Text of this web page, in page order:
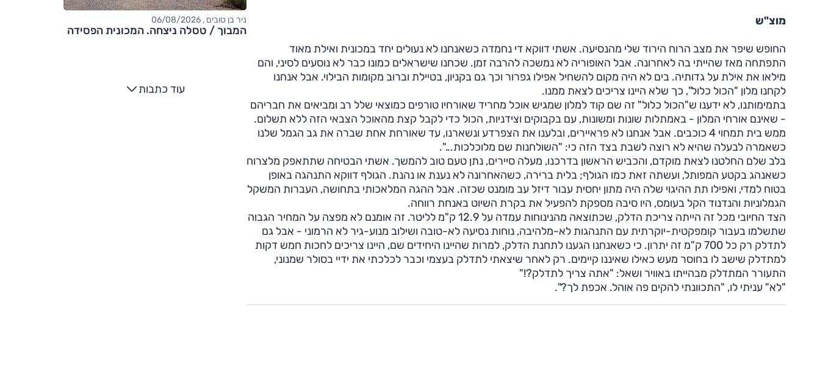
מוצ"ש
החופש שיפר את מצב הרוח הירוד שלי מהנסיעה. אשתי דווקא די נחמדה כשאנחנו לא נעולים יחד במכונית ואילת מאוד
התפתחה מאז שהייתי בה לאחרונה. אבל האופוריה לא נמשכה להרבה זמן. שכחנו שישראלים כמונו כבר לא נוסעים לסיני, והם
מילאו את אילת על גדותיה. בים לא היה מקום להשחיל אפילו גפרור וכך גם בקניון, בטיילת וברוב מקומות הבילוי. אבל אנחנו
לקחנו מלון "הכול כלול", כך שלא היינו צריכים לצאת ממנו.
בתמימותנו, לא ידענו ש"הכול כלול" זה שם קוד למלון שמגיש אוכל מחריד שאורחיו טורפים כמוצאי שלל רב ומביאים את חבריהם
- שאינם אורחי המלון - באמתלות שונות ומשונות, עם בקבוקים וצידניות, הכול כדי לקבל קצת מהאוכל הצבאי הזה ללא תשלום.
ממש בית תמחוי 4 כוכבים. אבל אנחנו לא פראיירים, ובלענו את הצפרדע ונשארנו, עד שאורחת אחת שברה את גב הגמל שלנו
כשאמרה לבעלה שהיא לא רוצה לשבת בצד הזה כי: "השולחנות שם מלוכלכות...".
בלב שלם החלטנו לצאת מוקדם, והכביש הראשון בדרכנו, מעלה סיירים, נתן טעם טוב להמשך. אשתי הבטיחה שתתאפק מלצרוח
כשאנהג בקטע המפותל, ועשתה זאת כמו הגולף; בלית ברירה, כשהאחרונה לא נענת או נהנת. הגולף דווקא התנהגה באופן
בטוח למדי, ואפילו תת ההיגוי שלה היה מתון יחסית עבור דיזל עב מומנט שכזה. אבל ההגה המלאכותי בתחושה, העברות המשקל
הגמלוניות והנדנוד הקל בעומס, היו סיבה מספקת להפעיל את בקרת השיוט באנחת רווחה.
הצד החיובי מכל זה הייתה צריכת הדלק, שכתוצאה מהנינוחות עמדה על 12.9 ק"מ לליטר. זה אומנם לא מפצה על המחיר הגבוה
שתשלמו בעבור קומפקטית-יוקרתית עם התנהגות לא-מלהיבה, נוחות נסיעה לא-טובה ושילוב מנוע-גיר לא הרמוני - אבל גם
לתדלק רק כל 700 ק"מ זה יתרון. כי כשאנחנו הגענו לתחנת הדלק, למרות שהיינו היחידים שם, היינו צריכים לחכות חמש דקות
למתדלק שישב לו בחוסר מעש כאילו שאיננו קיימים. רק לאחר שיצאתי לתדלק בעצמי וכבר לכלכתי את ידיי בסולר שמנוני,
התעורר המתדלק מבהייתו באוויר ושאל: "אתה צריך לתדלק?!"
"לא" עניתי לו, "התכוונתי להקים פה אוהל. אכפת לך?".
ניר בן טובים , 06/08/2026
המבוך / טסלה ניצחה. המכונית הפסידה
עוד כתבות